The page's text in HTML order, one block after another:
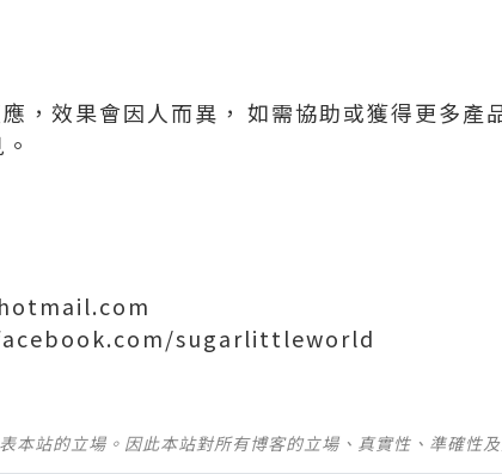
，效果會因人而異， 如需協助或獲得更多產
sugarlittleworld
本站的立場。因此本站對所有博客的立場、真實性、準確性